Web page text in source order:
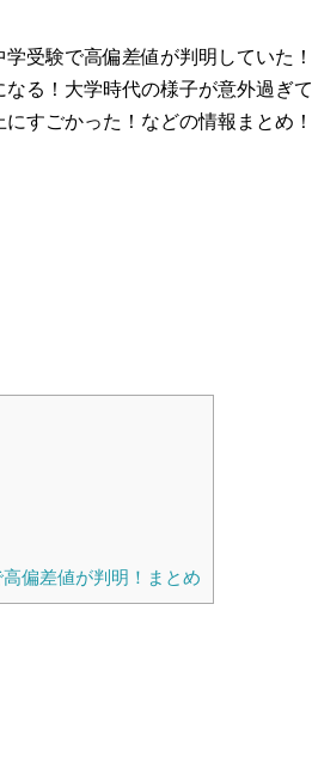
受験で高偏差値が判明していた！
る！大学時代の様子が意外過ぎて
すごかった！などの情報まとめ！
偏差値が判明！まとめ